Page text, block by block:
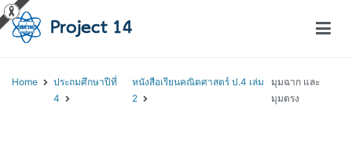
Home
ประถมศึกษาปีที่
4
หนังสือเรียนคณิตศาสตร์ ป.4 เล่ม
2
มุมฉาก และ
มุมตรง